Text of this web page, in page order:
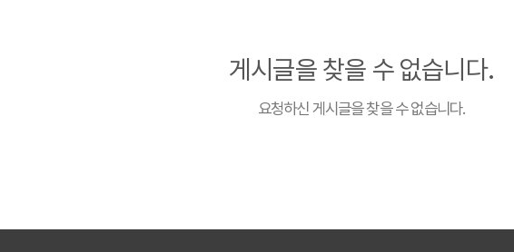
게시글을 찾을 수 없습니다.
요청하신 게시글을 찾을 수 없습니다.